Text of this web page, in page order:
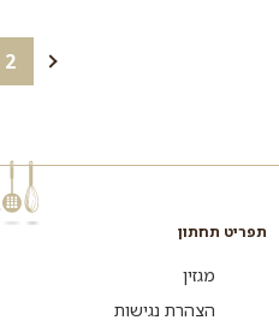
2
תפריט תחתון
מגזין
הצהרת נגישות